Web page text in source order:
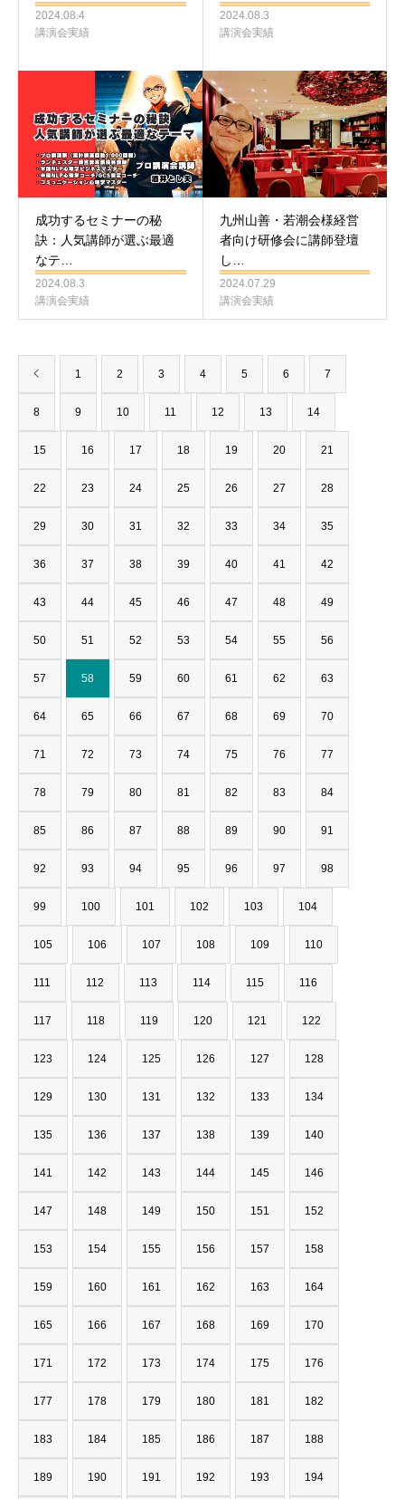
2024.08.4
講演会実績
2024.08.3
講演会実績
成功するセミナーの秘
訣：人気講師が選ぶ最適
なテ…
2024.08.3
講演会実績
九州山善・若潮会様経営
者向け研修会に講師登壇
し…
2024.07.29
講演会実績
1 2 3 4 5 6 7
8 9 10 11 12 13 14
15 16 17 18 19 20 21
22 23 24 25 26 27 28
29 30 31 32 33 34 35
36 37 38 39 40 41 42
43 44 45 46 47 48 49
50 51 52 53 54 55 56
57 58 59 60 61 62 63
64 65 66 67 68 69 70
71 72 73 74 75 76 77
78 79 80 81 82 83 84
85 86 87 88 89 90 91
92 93 94 95 96 97 98
99 100 101 102 103 104
105 106 107 108 109 110
111 112 113 114 115 116
117 118 119 120 121 122
123 124 125 126 127 128
129 130 131 132 133 134
135 136 137 138 139 140
141 142 143 144 145 146
147 148 149 150 151 152
153 154 155 156 157 158
159 160 161 162 163 164
165 166 167 168 169 170
171 172 173 174 175 176
177 178 179 180 181 182
183 184 185 186 187 188
189 190 191 192 193 194